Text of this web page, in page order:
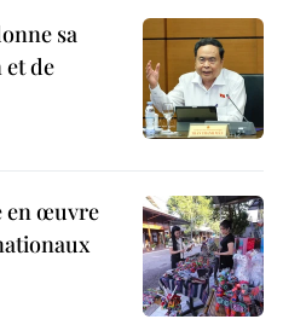
sa
de
en œuvre